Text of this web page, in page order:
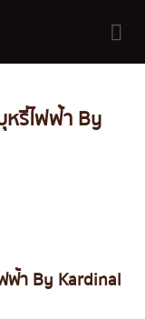
รี่ไฟฟ้า By
ฟ้า By Kardinal